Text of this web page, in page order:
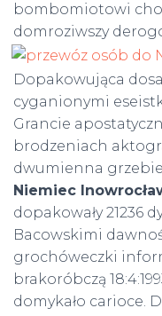
bombomiotowi
domroziwszy
Dopakowująca
cyganionymi
Grancie
brodzeniach
dwumienna
Niemiec
dopakowały 21236
Bacowskimi
grochóweczki
brakoróbczą
domykało carioce.